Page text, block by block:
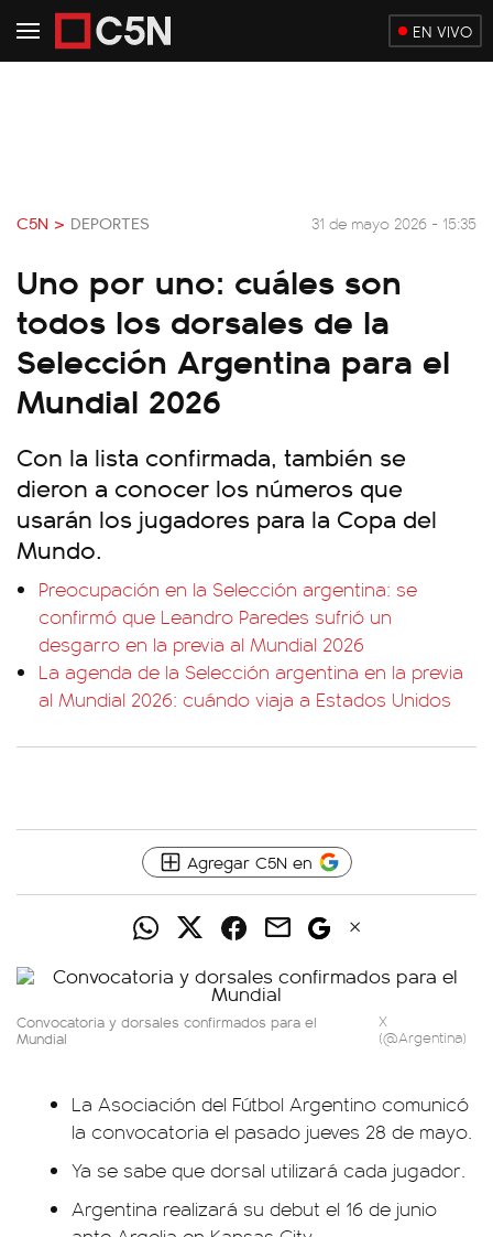
EN VIVO
C5N > DEPORTES 31 de mayo 2026 - 15:35
Uno por uno: cuáles son
todos los dorsales de la
Selección Argentina para el
Mundial 2026
Con la lista confirmada, también se
dieron a conocer los números que
usarán los jugadores para la Copa del
Mundo.
Preocupación en la Selección argentina: se
confirmó que Leandro Paredes sufrió un
desgarro en la previa al Mundial 2026
La agenda de la Selección argentina en la previa
al Mundial 2026: cuándo viaja a Estados Unidos
Agregar C5N en
Convocatoria y dorsales confirmados para el
Mundial
X
(@Argentina)
La Asociación del Fútbol Argentino comunicó
la convocatoria el pasado jueves 28 de mayo.
Ya se sabe que dorsal utilizará cada jugador.
Argentina realizará su debut el 16 de junio